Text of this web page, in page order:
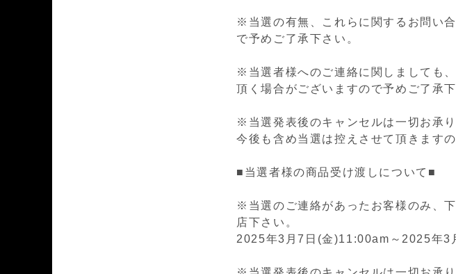
※当選の有無、これらに関するお問い
で予めご了承下さい。
※当選者様へのご連絡に関しましても
頂く場合がございますので予めご了承下
※ 当選発表後のキャンセルは一切お承り
今後も含め当選は控えさせて頂きます
■当選者様の商品受け渡しについて■
※当選のご連絡があったお客様のみ、
店下さい。
2025年3月7日(金)11:00am～2025年3